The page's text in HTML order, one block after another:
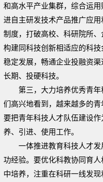
和高水平产业集群，综合运
进自主研发技术产品推广应
制度，打破高校、科研院所
构建同科技创新相适应的科
稳定发展，畅通企业投融资
长期、投硬科技。
第三，大力培养优秀青
们高兴地看到，越来越多的青
要把青年科技人才队伍建设
养、引进、使用工作。
一体推进教育科技人才
功经验。要优化科教协同育
中培养，注重在科研一线发